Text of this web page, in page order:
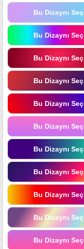
Bu Dizaynı Seç
Bu Dizaynı Seç
Bu Dizaynı Seç
Bu Dizaynı Seç
Bu Dizaynı Seç
Bu Dizaynı Seç
Bu Dizaynı Seç
Bu Dizaynı Seç
Bu Dizaynı Seç
Bu Dizaynı Seç
Bu Dizaynı Seç